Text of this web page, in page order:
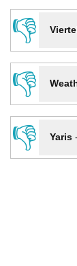
👎
👎
👎
Yaris-